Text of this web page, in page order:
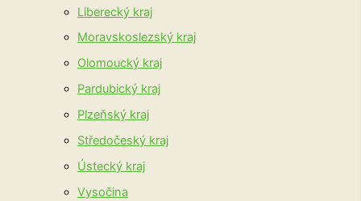
Liberecký kraj
Moravskoslezský kraj
Olomoucký kraj
Pardubický kraj
Plzeňský kraj
Středočeský kraj
Ústecký kraj
Vysočina